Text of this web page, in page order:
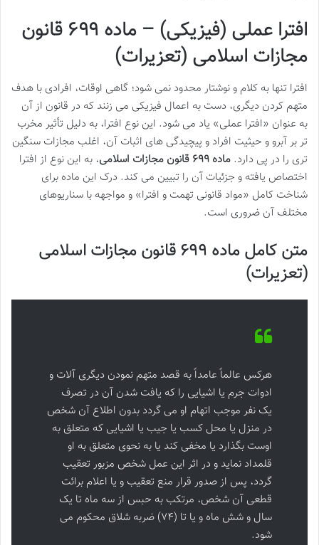
افترا عملی (فیزیکی) –
ماده ۶۹۹ قانون
مجازات اسلامی (تعزیرات)
افترا تنها به کلام و نوشتار محدود نمی شود؛ گاهی اوقات، افرادی با هدف
متهم کردن دیگری، دست به اعمال فیزیکی می زنند که در قانون از آن
به عنوان «افترا عملی» یاد می شود. این نوع افترا، به دلیل تأثیر مخرب
تر بر آبرو و حیثیت افراد و پیچیدگی های اثبات آن، اغلب مجازات سنگین
تری را در پی دارد. ماده ۶۹۹ قانون مجازات اسلامی
، به این نوع از افترا
اختصاص یافته و جزئیات آن را تبیین می کند. درک این ماده برای
شناخت کامل «مواد قانونی تهمت و افترا» و مواجهه با سناریوهای
مختلف آن ضروری است.
متن کامل ماده ۶۹۹ قانون مجازات اسلامی
(تعزیرات)
هرکس عالماً عامداً به قصد متهم نمودن دیگری آلات و
ادوات جرم یا اشیایی را که یافت شدن آن در تصرف
یک نفر موجب اتهام او می گردد بدون اطلاع آن شخص
در منزل یا محل کسب یا جیب یا اشیایی که متعلق به
اوست بگذارد یا مخفی کند یا به نحوی متعلق به او
قلمداد نماید و در اثر این عمل شخص مزبور تعقیب
گردد، پس از صدور قرار منع تعقیب و یا اعلام برائت
قطعی آن شخص، مرتکب به حبس از سه ماه تا یک
سال و شش ماه و یا تا (۷۴) ضربه شلاق محکوم می
شود.